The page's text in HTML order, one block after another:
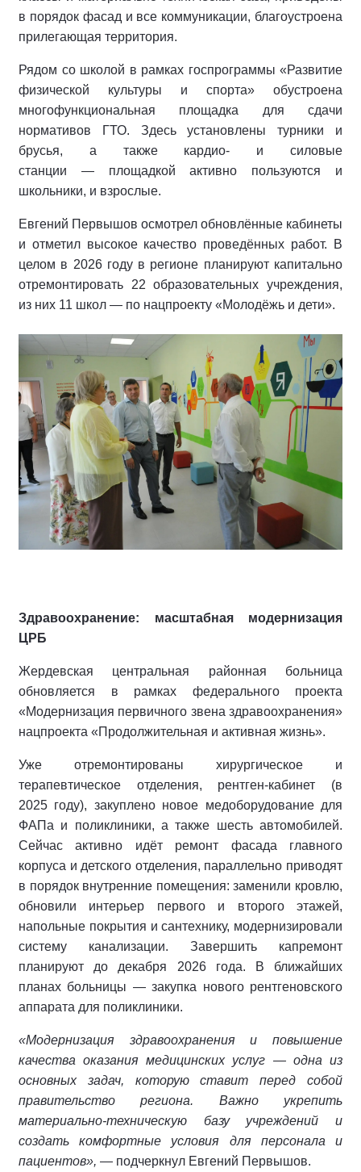
в порядок фасад и все коммуникации, благоустроена
прилегающая территория.
Рядом со школой в рамках госпрограммы «Развитие
физической культуры и спорта» обустроена
многофункциональная площадка для сдачи
нормативов ГТО. Здесь установлены турники и
брусья, а также кардио‑ и силовые
станции — площадкой активно пользуются и
школьники, и взрослые.
Евгений Первышов осмотрел обновлённые кабинеты
и отметил высокое качество проведённых работ. В
целом в 2026 году в регионе планируют капитально
отремонтировать 22 образовательных учреждения,
из них 11 школ — по нацпроекту «Молодёжь и дети».
Здравоохранение: масштабная модернизация
ЦРБ
Жердевская центральная районная больница
обновляется в рамках федерального проекта
«Модернизация первичного звена здравоохранения»
нацпроекта «Продолжительная и активная жизнь».
Уже отремонтированы хирургическое и
терапевтическое отделения, рентген‑кабинет (в
2025 году), закуплено новое медоборудование для
ФАПа и поликлиники, а также шесть автомобилей.
Сейчас активно идёт ремонт фасада главного
корпуса и детского отделения, параллельно приводят
в порядок внутренние помещения: заменили кровлю,
обновили интерьер первого и второго этажей,
напольные покрытия и сантехнику, модернизировали
систему канализации. Завершить капремонт
планируют до декабря 2026 года. В ближайших
планах больницы — закупка нового рентгеновского
аппарата для поликлиники.
«Модернизация здравоохранения и повышение
качества оказания медицинских услуг — одна из
основных задач, которую ставит перед собой
правительство региона. Важно укрепить
материально‑техническую базу учреждений и
создать комфортные условия для персонала и
пациентов», — подчеркнул Евгений Первышов.